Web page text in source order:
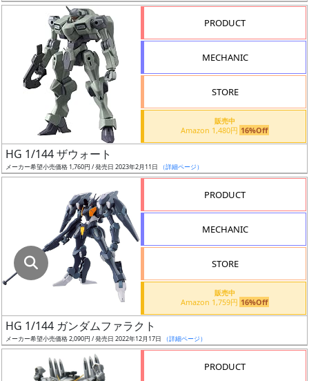
最
安
ボ
ク
ス
ア
PRODUCT
MECHANIC
STORE
販売中
Amazon 1,480円 16%Off
HG 1/144 ザウォート
メーカー希望小売価格 1,760円 / 発売日 2023年2月11日 （詳細ページ）
PRODUCT
MECHANIC
STORE
販売中
Amazon 1,759円 16%Off
HG 1/144 ガンダムファラクト
メーカー希望小売価格 2,090円 / 発売日 2022年12月17日 （詳細ページ）
PRODUCT